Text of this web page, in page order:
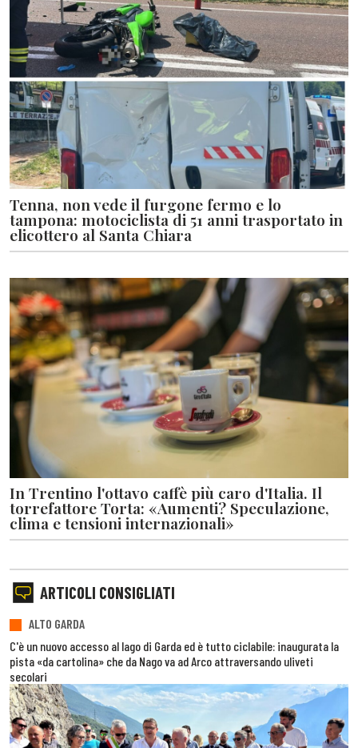
Tenna, non vede il furgone fermo e lo
tampona: motociclista di 51 anni trasportato in
elicottero al Santa Chiara
In Trentino l'ottavo caffè più caro d'Italia. Il
torrefattore Torta: «Aumenti? Speculazione,
clima e tensioni internazionali»
ARTICOLI CONSIGLIATI
ALTO GARDA
C'è un nuovo accesso al lago di Garda ed è tutto ciclabile: inaugurata la
pista «da cartolina» che da Nago va ad Arco attraversando uliveti
secolari